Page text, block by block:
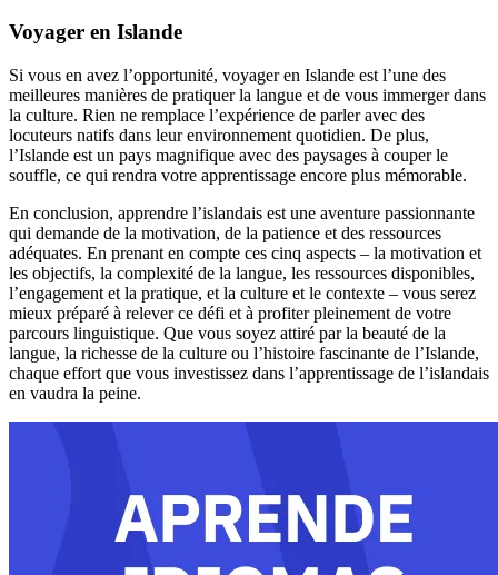
Voyager en Islande
Si vous en avez l’opportunité, voyager en Islande est l’une des
meilleures manières de pratiquer la langue et de vous immerger dans
la culture. Rien ne remplace l’expérience de parler avec des
locuteurs natifs dans leur environnement quotidien. De plus,
l’Islande est un pays magnifique avec des paysages à couper le
souffle, ce qui rendra votre apprentissage encore plus mémorable.
En conclusion, apprendre l’islandais est une aventure passionnante
qui demande de la motivation, de la patience et des ressources
adéquates. En prenant en compte ces cinq aspects – la motivation et
les objectifs, la complexité de la langue, les ressources disponibles,
l’engagement et la pratique, et la culture et le contexte – vous serez
mieux préparé à relever ce défi et à profiter pleinement de votre
parcours linguistique. Que vous soyez attiré par la beauté de la
langue, la richesse de la culture ou l’histoire fascinante de l’Islande,
chaque effort que vous investissez dans l’apprentissage de l’islandais
en vaudra la peine.